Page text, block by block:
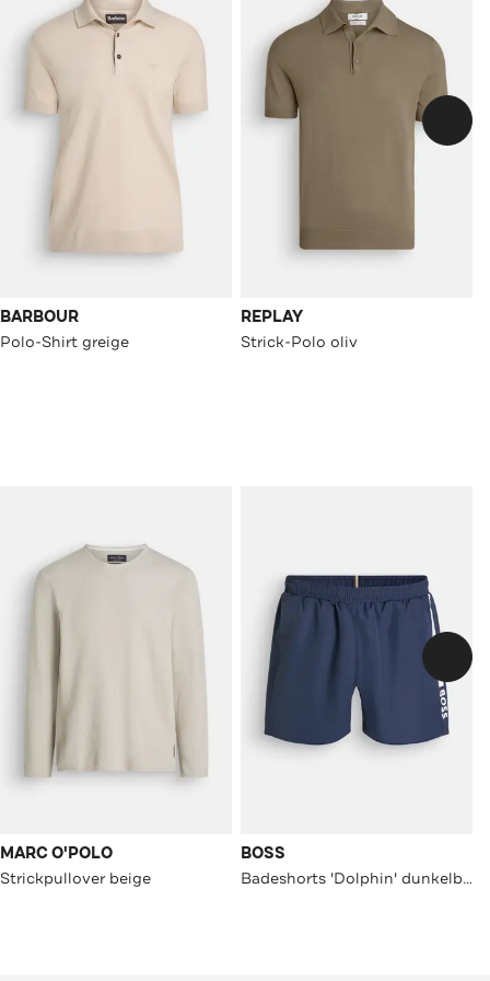
BARBOUR
Polo-Shirt greige
REPLAY
Strick-Polo oliv
MARC O'POLO
Strickpullover beige
BOSS
Badeshorts 'Dolphin' dunkelblau